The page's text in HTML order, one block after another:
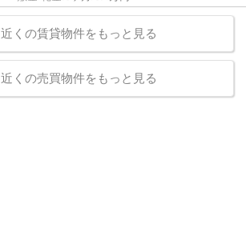
近くの賃貸物件をもっと見る
近くの売買物件をもっと見る